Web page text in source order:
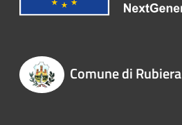
Comune di Rubiera